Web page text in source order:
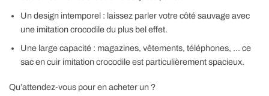
Un design intemporel : laissez parler votre côté sauvage avec
une imitation crocodile du plus bel effet.
Une large capacité : magazines, vêtements, téléphones, … ce
sac en cuir imitation crocodile est particulièrement spacieux.
Qu’attendez-vous pour en acheter un ?